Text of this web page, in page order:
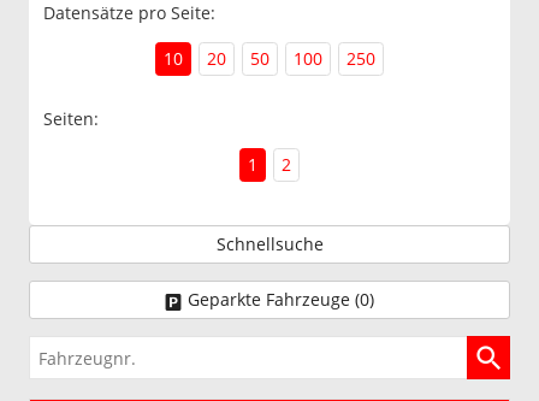
Datensätze pro Seite:
10
20 50 100 250
Seiten:
1
2
Schnellsuche
Geparkte Fahrzeuge (0)
Fahrzeugnr.